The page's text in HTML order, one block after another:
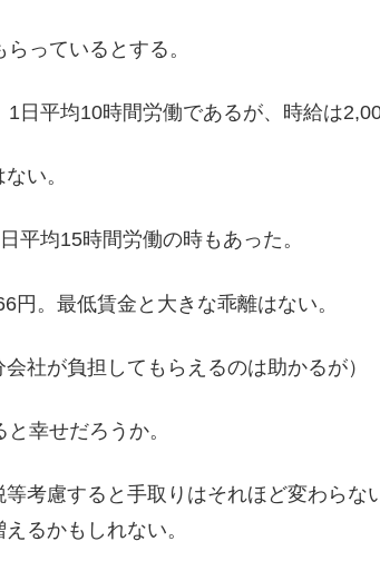
っているとする。
日平均10時間労働であるが、時給は
い。
平均15時間労働の時もあった。
円。最低賃金と大きな乖離はない。
会社が負担してもらえるのは助かるが）
幸せだろうか。
考慮すると手取りはそれほど変わらな
るかもしれない。